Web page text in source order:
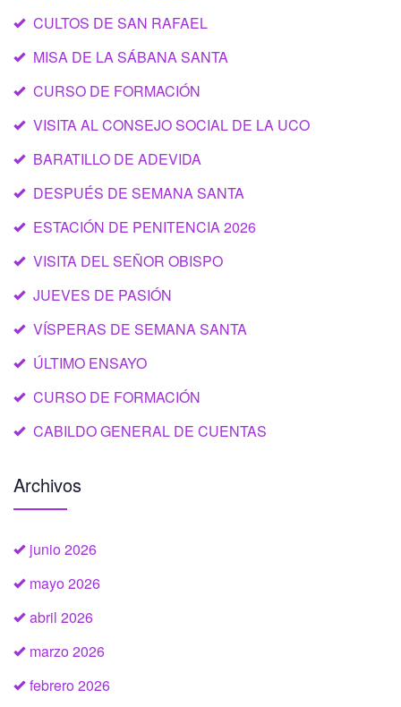
CULTOS DE SAN RAFAEL
MISA DE LA SÁBANA SANTA
CURSO DE FORMACIÓN
VISITA AL CONSEJO SOCIAL DE LA UCO
BARATILLO DE ADEVIDA
DESPUÉS DE SEMANA SANTA
ESTACIÓN DE PENITENCIA 2026
VISITA DEL SEÑOR OBISPO
JUEVES DE PASIÓN
VÍSPERAS DE SEMANA SANTA
ÚLTIMO ENSAYO
CURSO DE FORMACIÓN
CABILDO GENERAL DE CUENTAS
Archivos
junio 2026
mayo 2026
abril 2026
marzo 2026
febrero 2026